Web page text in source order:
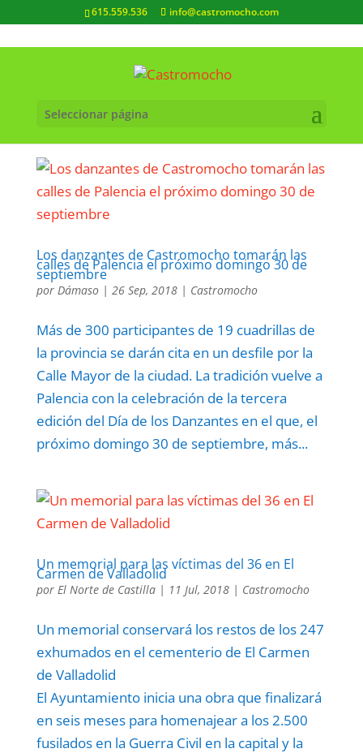
615.559.536 info@castromocho.com
Seleccionar página
Los danzantes de Castromocho tomarán las
calles de Palencia el próximo domingo 30 de
septiembre
por Dámaso| 26 Sep, 2018| Castromocho
Más de 300 participantes de 19 cuadrillas de
la provincia se darán cita en un desfile por la
Calle Mayor de la ciudad. La tradición vuelve a
Palencia con la celebración de la tercera
edición del Día de los Danzantes en el que, el
próximo domingo 30 de septiembre, más...
Un memorial para las víctimas del 36 en El
Carmen de Valladolid
por El Norte de Castilla| 11 Jul, 2018| Castromocho
Un memorial conservará los restos de los 247
exhumados en el cementerio de El Carmen
de Valladolid
El Ayuntamiento inicia una obra que finalizará
en seis meses para homenajear a los 2.500
fusilados en la Guerra Civil en la capital y la